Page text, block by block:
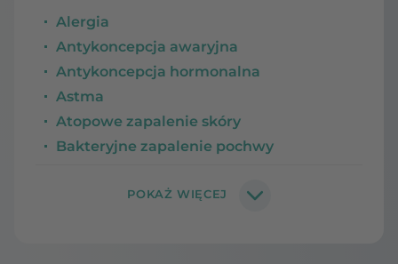
Alergia
Antykoncepcja awaryjna
Antykoncepcja hormonalna
Astma
Atopowe zapalenie skóry
Bakteryjne zapalenie pochwy